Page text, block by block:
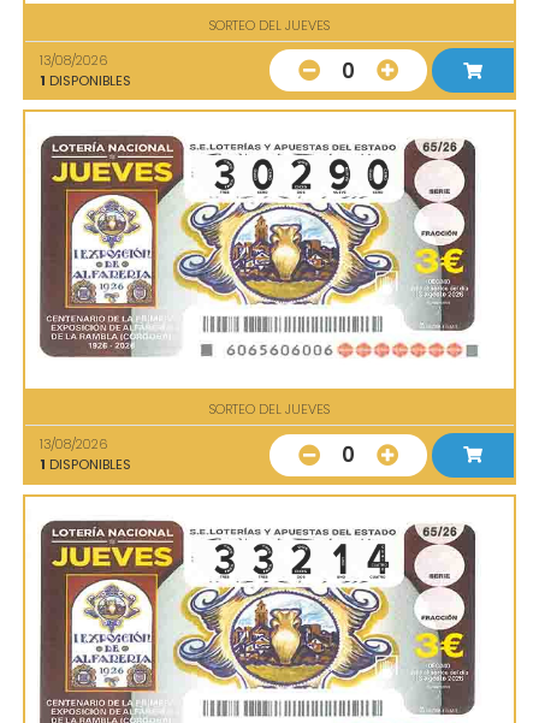
SORTEO DEL JUEVES
13/08/2026
1 DISPONIBLES 0
SORTEO DEL JUEVES
13/08/2026
1 DISPONIBLES 0